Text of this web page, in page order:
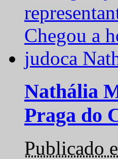
Nathália
Praga do
Publicado